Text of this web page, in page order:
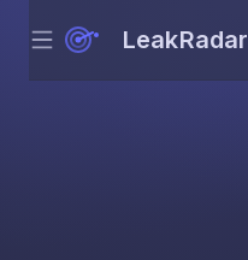
Menu LeakRadar